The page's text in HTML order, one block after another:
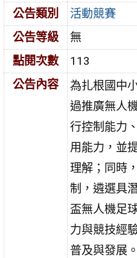
公告類別
活動競賽
公告等級
無
點閱次數
113
公告內容
為扎根國中
過推廣無人
行控制能力
用能力，並
理解；同時
制，遴選具
盃無人機足
力與競技經
普及與發展。